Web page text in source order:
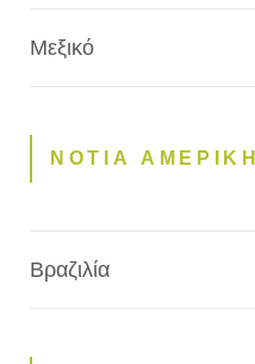
Μεξικό
ΝΟΤΙΑ ΑΜΕΡΙΚΗ
Βραζιλία